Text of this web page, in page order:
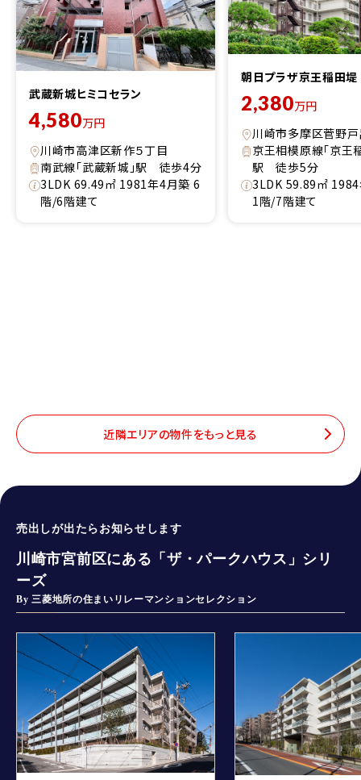
武蔵新城ヒミコセラン
4,580万円
川崎市高津区新作５丁目
南武線「武蔵新城」駅 徒歩4分
3LDK 69.49㎡ 1981年4月築 6
階/6階建て
朝日プラザ京王稲田堤
2,380万円
川崎市多摩区菅野
京王相模原線「京王
駅 徒歩5分
3LDK 59.89㎡
1階/7階建て
近隣エリアの物件をもっと見る
売出しが出たらお知らせします
川崎市宮前区にある「ザ・パークハウス」シリ
ーズ
By 三菱地所の住まいリレーマンションセレクション